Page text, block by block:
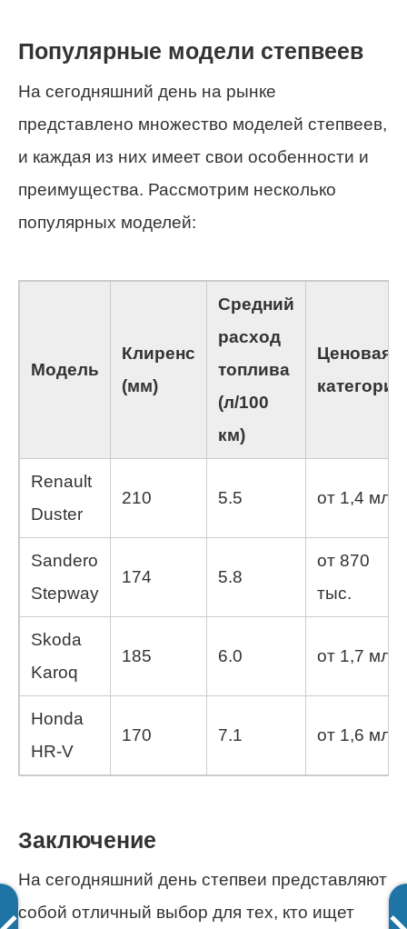
Популярные модели степвеев
На сегодняшний день на рынке
представлено множество моделей степвеев,
и каждая из них имеет свои особенности и
преимущества. Рассмотрим несколько
популярных моделей:
Модель
Клиренс
(мм)
Средний
расход
топлива
(л/100
км)
Ценовая
категория
Renault
Duster
210 5.5 от 1,4 млн
Sandero
Stepway
174 5.8
от 870
тыс.
Skoda
Karoq
185 6.0 от 1,7 млн
Honda
HR-V
170 7.1 от 1,6 млн
Заключение
На сегодняшний день степвеи представляют
собой отличный выбор для тех, кто ищет